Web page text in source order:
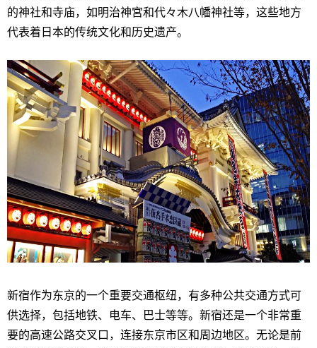
的神社和寺庙，如明治神宮和代々木八幡神社等，这些地方
代表着日本的传统文化和历史遗产。
新宿作为东京的一个重要交通枢纽，有多种公共交通方式可
供选择，包括地铁、电车、巴士等等。新宿还是一个非常重
要的高速公路交叉口，连接东京市区和周边地区。无论是前